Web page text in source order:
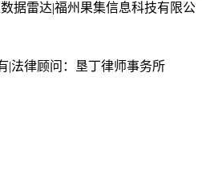
据雷达|福州果集信息科技有限公
|法律顾问：垦丁律师事务所